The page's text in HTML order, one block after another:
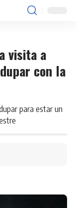
visita a
con la
para estar un